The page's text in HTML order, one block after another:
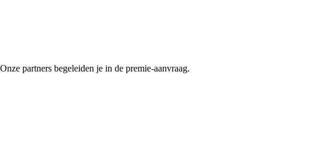
partners begeleiden je in de premie-aanvraag.